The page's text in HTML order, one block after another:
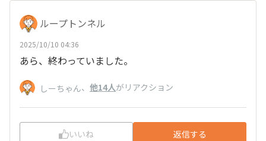
ループトンネル
2025/10/10 04:36
あら、終わっていました。
しーちゃん、 他14人がリアクション
いいね 返信する